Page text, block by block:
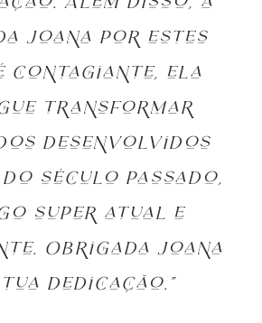
Além disso, a
Joana por estes
contagiante, ela
transformar
desenvolvidos
século passado,
super atual e
Obrigada Joana
dedicação.”